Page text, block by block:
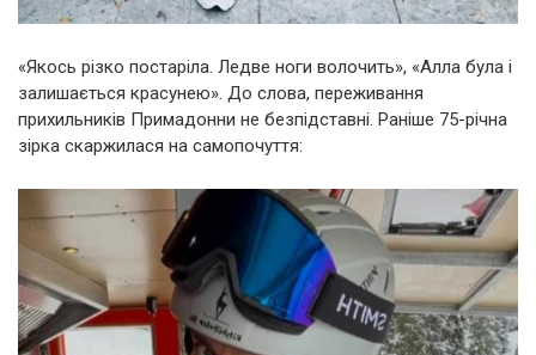
«Якось різко постаріла. Ледве ноги волочить», «Алла була і
залишається красунею». До слова, переживання
прихильників Примадонни не безпідставні. Раніше 75-річна
зірка скаржилася на самопочуття: